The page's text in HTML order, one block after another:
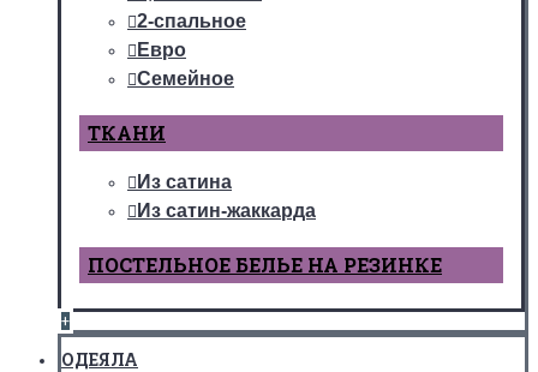
2-спальное
Евро
Семейное
ТКАНИ
Из сатина
Из сатин-жаккарда
ПОСТЕЛЬНОЕ БЕЛЬЕ НА РЕЗИНКЕ
+
ОДЕЯЛА